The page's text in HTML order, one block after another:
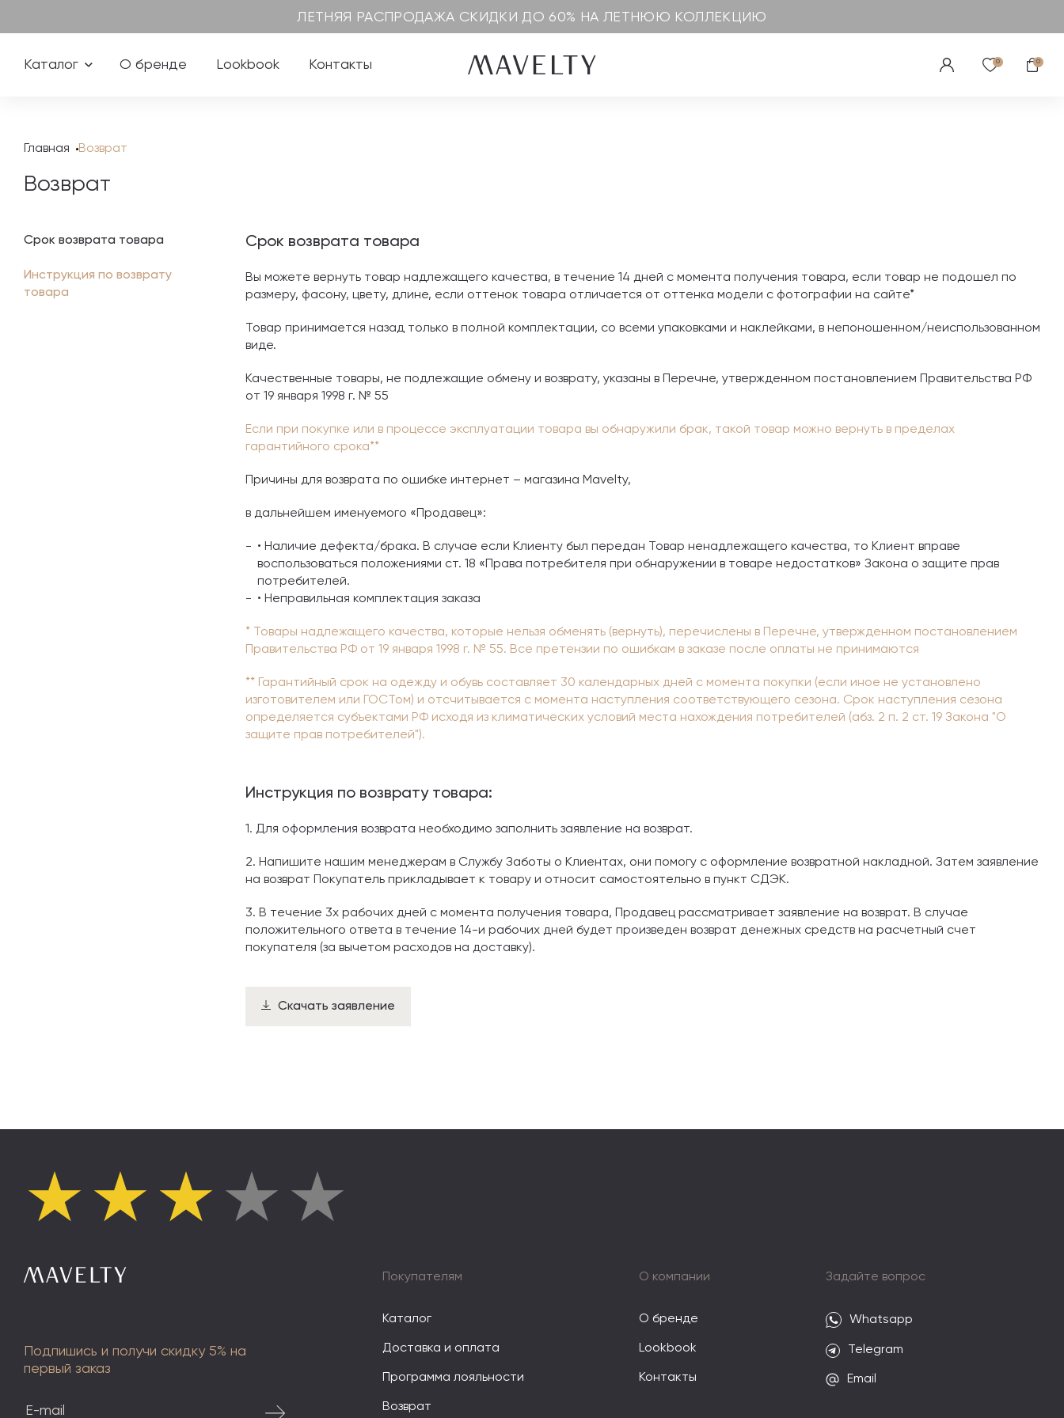
ЛЕТНЯЯ РАСПРОДАЖА СКИДКИ ДО 60% НА ЛЕТНЮЮ КОЛЛЕКЦИЮ
Каталог О бренде Lookbook Контакты 0 0
Главная Возврат
Возврат
Срок возврата товара
Инструкция по возврату
товара
Срок возврата товара
Вы можете вернуть товар надлежащего качества, в течение 14 дней с момента получения товара, если товар не подошел по
размеру, фасону, цвету, длине, если оттенок товара отличается от оттенка модели с фотографии на сайте*
Товар принимается назад только в полной комплектации, со всеми упаковками и наклейками, в непоношенном/неиспользованном
виде.
Качественные товары, не подлежащие обмену и возврату, указаны в Перечне, утвержденном постановлением Правительства РФ
от 19 января 1998 г. № 55
Если при покупке или в процессе эксплуатации товара вы обнаружили брак, такой товар можно вернуть в пределах
гарантийного срока**
Причины для возврата по ошибке интернет – магазина Mavelty,
в дальнейшем именуемого «Продавец»:
• Наличие дефекта/брака. В случае если Клиенту был передан Товар ненадлежащего качества, то Клиент вправе
воспользоваться положениями ст. 18 «Права потребителя при обнаружении в товаре недостатков» Закона о защите прав
потребителей.
• Неправильная комплектация заказа
* Товары надлежащего качества, которые нельзя обменять (вернуть), перечислены в Перечне, утвержденном постановлением
Правительства РФ от 19 января 1998 г. № 55. Все претензии по ошибкам в заказе после оплаты не принимаются
** Гарантийный срок на одежду и обувь составляет 30 календарных дней с момента покупки (если иное не установлено
изготовителем или ГОСТом) и отсчитывается с момента наступления соответствующего сезона. Срок наступления сезона
определяется субъектами РФ исходя из климатических условий места нахождения потребителей (абз. 2 п. 2 ст. 19 Закона "О
защите прав потребителей").
Инструкция по возврату товара:
1. Для оформления возврата необходимо заполнить заявление на возврат.
2. Напишите нашим менеджерам в Службу Заботы о Клиентах, они помогу с оформление возвратной накладной. Затем заявление
на возврат Покупатель прикладывает к товару и относит самостоятельно в пункт СДЭК.
3. В течение 3х рабочих дней с момента получения товара, Продавец рассматривает заявление на возврат. В случае
положительного ответа в течение 14-и рабочих дней будет произведен возврат денежных средств на расчетный счет
покупателя (за вычетом расходов на доставку).
Скачать заявление
★★★★★
Подпишись и получи скидку 5% на
первый заказ
Покупателям
Каталог
Доставка и оплата
Программа лояльности
Возврат
О компании
О бренде
Lookbook
Контакты
Задайте вопрос
Whatsapp
Telegram
Email